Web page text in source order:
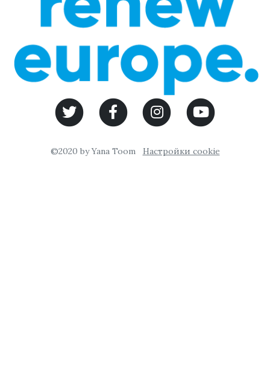
©2020 by Yana Toom Настройки cookie